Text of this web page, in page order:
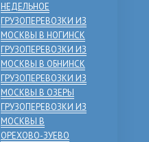
НЕДЕЛЬНОЕ
ГРУЗОПЕРЕВОЗКИ ИЗ
МОСКВЫ В НОГИНСК
ГРУЗОПЕРЕВОЗКИ ИЗ
МОСКВЫ В ОБНИНСК
ГРУЗОПЕРЕВОЗКИ ИЗ
МОСКВЫ В ОЗЕРЫ
ГРУЗОПЕРЕВОЗКИ ИЗ
МОСКВЫ В
ОРЕХОВО-ЗУЕВО